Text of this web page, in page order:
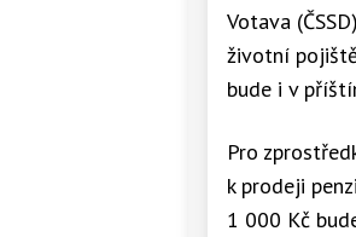
Votava
životní
bude i v
Pro
k prodeji
1 000 Kč